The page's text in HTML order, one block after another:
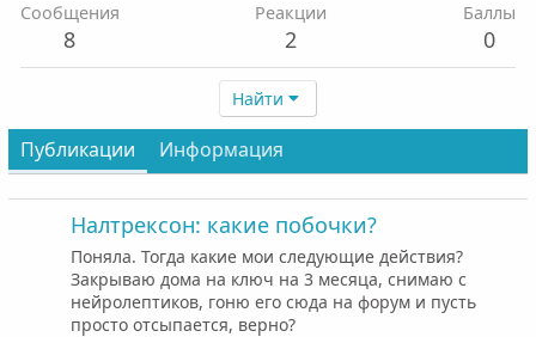
Сообщения
8
Реакции
2
Баллы
0
Найти
Публикации Информация
Налтрексон: какие побочки?
Поняла. Тогда какие мои следующие действия?
Закрываю дома на ключ на 3 месяца, снимаю с
нейролептиков, гоню его сюда на форум и пусть
просто отсыпается, верно?